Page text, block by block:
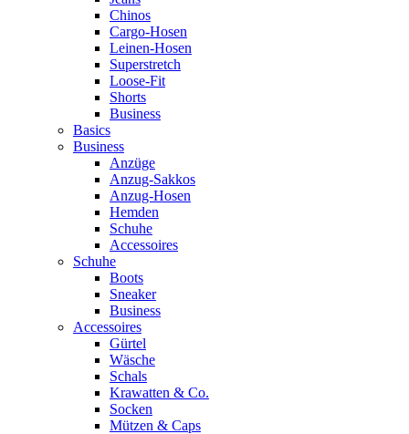
Chinos
Cargo-Hosen
Leinen-Hosen
Superstretch
Loose-Fit
Shorts
Business
Basics
Business
Anzüge
Anzug-Sakkos
Anzug-Hosen
Hemden
Schuhe
Accessoires
Schuhe
Boots
Sneaker
Business
Accessoires
Gürtel
Wäsche
Schals
Krawatten & Co.
Socken
Mützen & Caps